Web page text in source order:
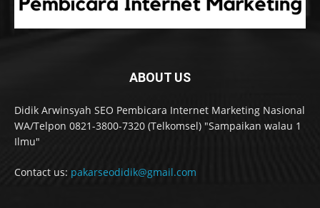
ABOUT US
Didik Arwinsyah SEO Pembicara Internet Marketing Nasional
WA/Telpon 0821-3800-7320 (Telkomsel) "Sampaikan walau 1
Ilmu"
Contact us: pakarseodidik@gmail.com